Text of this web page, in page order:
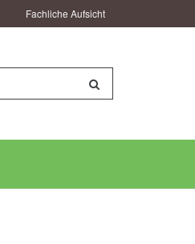
Fachliche Aufsicht